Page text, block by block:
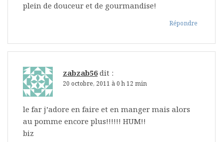
plein de douceur et de gourmandise!
Répondre
zabzab56 dit :
20 octobre, 2011 à 0 h 12 min
le far j’adore en faire et en manger mais alors
au pomme encore plus!!!!!! HUM!!
biz